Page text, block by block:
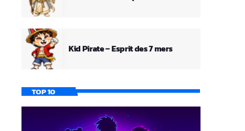
Kid Pirate – Esprit des 7 mers
TOP 10